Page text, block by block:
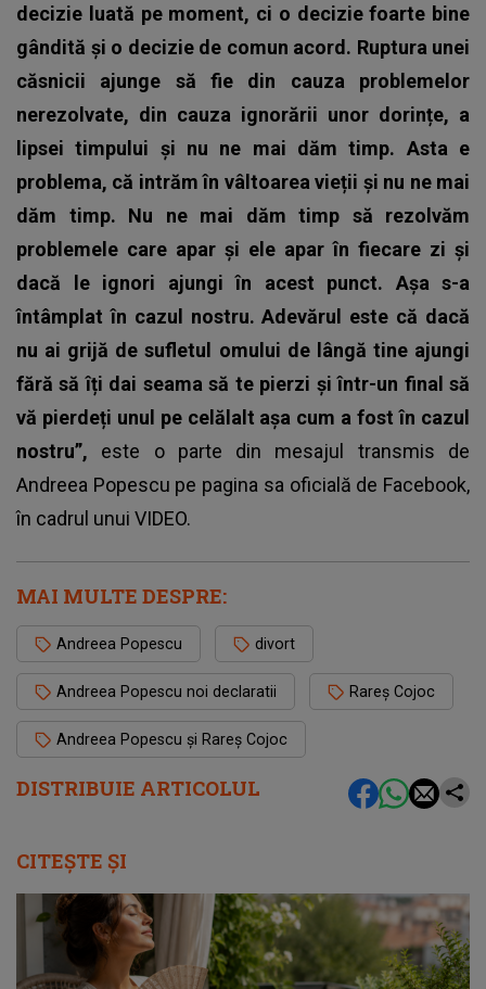
DISTRIBUIE ARTICOLUL
decizie luată pe moment, ci o decizie foarte bine
gândită și o decizie de comun acord. Ruptura unei
căsnicii ajunge să fie din cauza problemelor
nerezolvate, din cauza ignorării unor dorințe, a
lipsei timpului și nu ne mai dăm timp. Asta e
problema, că intrăm în vâltoarea vieții și nu ne mai
dăm timp. Nu ne mai dăm timp să rezolvăm
problemele care apar și ele apar în fiecare zi și
dacă le ignori ajungi în acest punct. Așa s-a
întâmplat în cazul nostru. Adevărul este că dacă
nu ai grijă de sufletul omului de lângă tine ajungi
fără să îți dai seama să te pierzi și într-un final să
vă pierdeți unul pe celălalt așa cum a fost în cazul
nostru”, este o parte din mesajul transmis de
Andreea Popescu pe pagina sa oficială de Facebook,
în cadrul unui VIDEO.
MAI MULTE DESPRE:
Andreea Popescu divort
Andreea Popescu noi declaratii Rareș Cojoc
Andreea Popescu și Rareș Cojoc
CITEȘTE ȘI